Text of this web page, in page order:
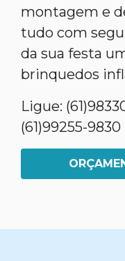
montagem e
tudo com
da sua festa
brinquedos
Ligue:
(61)99255-9830